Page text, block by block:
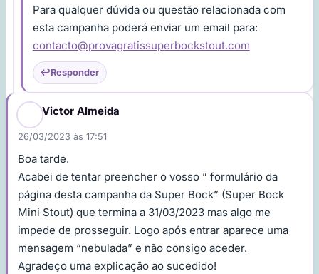
Para qualquer dúvida ou questão relacionada com
esta campanha poderá enviar um email para:
contacto@provagratissuperbockstout.com
Responder
Victor Almeida
26/03/2023 às 17:51
Boa tarde.
Acabei de tentar preencher o vosso ” formulário da
página desta campanha da Super Bock” (Super Bock
Mini Stout) que termina a 31/03/2023 mas algo me
impede de prosseguir. Logo após entrar aparece uma
mensagem “nebulada” e não consigo aceder.
Agradeço uma explicação ao sucedido!